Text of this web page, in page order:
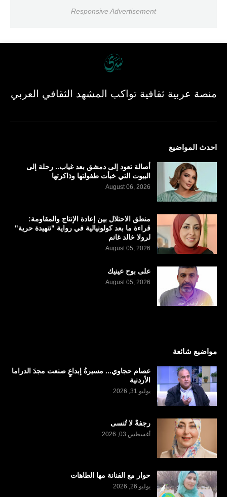
Responsive Advertisement
منصة عربية ثقافية تواكب المشهد الثقافي العربي
احدث المواضيع
أصالة تعود إلى دمشق بعد غياب.. رحلة إلى
البيوت التي خبأت طفولتها وذاكرتها
August 06, 2026
منطق الاحتلال بين إعادة الإنتاج والمقاومة:
قراءة ما بعد كولونيالية في رواية "تنهيدة حرية"
لرولا خالد غانم
August 05, 2026
على بوح عينيك
August 05, 2026
مواضيع شائعة
عصام حجاوي... مسيرةُ إبداعٍ صنعت مجدَ الدراما
الأردنية
يوليو 31, 2026
رجفةٌ لا تُنسى
أغسطس 03, 2026
حوار مع الفنانة مها الطاهات
يوليو 26, 2026